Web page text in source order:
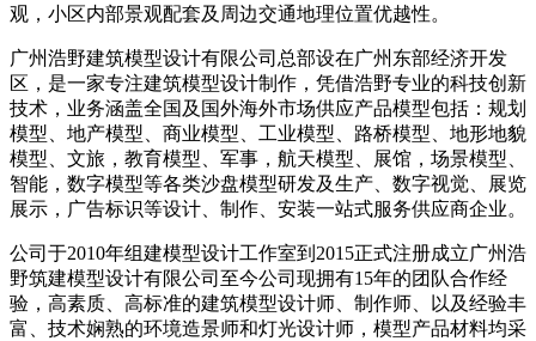
观，小区内部景观配套及周边交通地理位置优越性。
广州浩野建筑模型设计有限公司总部设在广州东部经济开发
区，是一家专注建筑模型设计制作，凭借浩野专业的科技创新
技术，业务涵盖全国及国外海外市场供应产品模型包括：规划
模型、地产模型、商业模型、工业模型、路桥模型、地形地貌
模型、文旅，教育模型、军事，航天模型、展馆，场景模型、
智能，数字模型等各类沙盘模型研发及生产、数字视觉、展览
展示，广告标识等设计、制作、安装一站式服务供应商企业。
公司于2010年组建模型设计工作室到2015正式注册成立广州浩
野筑建模型设计有限公司至今公司现拥有15年的团队合作经
验，高素质、高标准的建筑模型设计师、制作师、以及经验丰
富、技术娴熟的环境造景师和灯光设计师，模型产品材料均采